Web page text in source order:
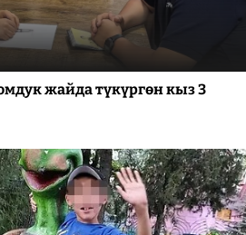
жайда түкүргөн кыз 3